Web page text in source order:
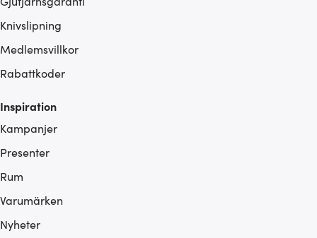
Knivslipning
Medlemsvillkor
Rabattkoder
Inspiration
Kampanjer
Presenter
Rum
Varumärken
Nyheter